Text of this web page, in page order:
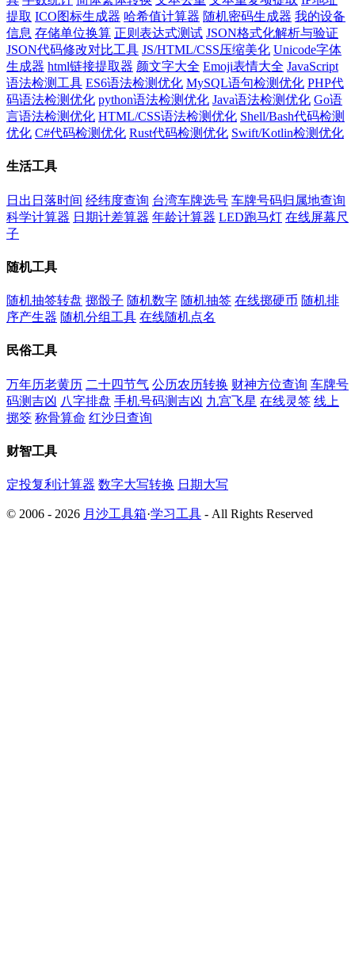
提取 ICO图标生成器 哈希值计算器 随机密码生成器 我的设备
信息 存储单位换算 正则表达式测试 JSON格式化解析与验证
JSON代码修改对比工具 JS/HTML/CSS压缩美化 Unicode字体
生成器 html链接提取器 颜文字大全 Emoji表情大全 JavaScript
语法检测工具 ES6语法检测优化 MySQL语句检测优化 PHP代
码语法检测优化 python语法检测优化 Java语法检测优化 Go语
言语法检测优化 HTML/CSS语法检测优化 Shell/Bash代码检测
优化 C#代码检测优化 Rust代码检测优化 Swift/Kotlin检测优化
生活工具
日出日落时间 经纬度查询 台湾车牌选号 车牌号码归属地查询
科学计算器 日期计差算器 年龄计算器 LED跑马灯 在线屏幕尺
子
随机工具
随机抽签转盘 掷骰子 随机数字 随机抽签 在线掷硬币 随机排
序产生器 随机分组工具 在线随机点名
民俗工具
万年历老黄历 二十四节气 公历农历转换 财神方位查询 车牌号
码测吉凶 八字排盘 手机号码测吉凶 九宫飞星 在线灵签 线上
掷筊 称骨算命 红沙日查询
财智工具
定投复利计算器 数字大写转换 日期大写
© 2006 - 2026 月沙工具箱·学习工具 - All Rights Reserved